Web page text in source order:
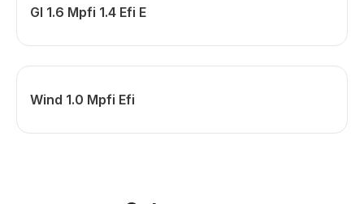
Gl 1.6 Mpfi 1.4 Efi E
Wind 1.0 Mpfi Efi